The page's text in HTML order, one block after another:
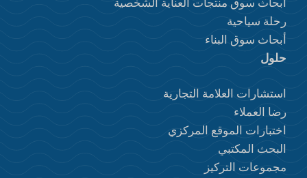
رحلة سياحية
أبحاث سوق البناء
حلول
استشارات العلامة التجارية
رضا العملاء
اختبارات الموقع المركزي
البحث المكتبي
مجموعات التركيز